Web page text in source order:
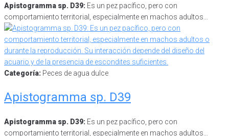
Apistogramma sp. D39: Es un pez pacífico, pero con
comportamiento territorial, especialmente en machos adultos…
Categoría: Peces de agua dulce
Apistogramma sp. D39
Apistogramma sp. D39: Es un pez pacífico, pero con
comportamiento territorial, especialmente en machos adultos…